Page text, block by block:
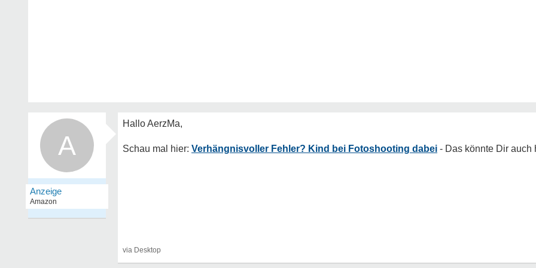
A Verhängnisvoller Fehler? Kind bei Fotoshooting dabei